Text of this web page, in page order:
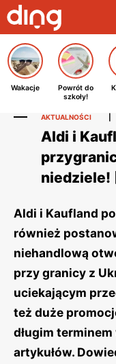
Wakacje
Powrót do
szkoły!
AKTUALNOŚCI
Aldi i
niedziele!
Aldi i Kaufland
również
niehandlową
przy granicy z
uciekającym
też duże
długim
artykułów.